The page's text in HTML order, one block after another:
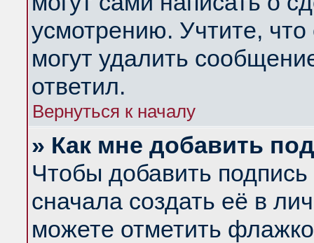
усмотрению. Учтите,
могут удалить
ответил.
Вернуться к началу
» Как мне добавить
Чтобы добавить
сначала создать её в
можете отметить